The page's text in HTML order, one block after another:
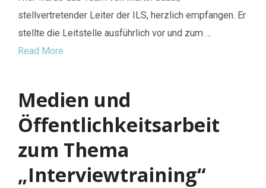
stellvertretender Leiter der ILS, herzlich empfangen. Er
stellte die Leitstelle ausführlich vor und zum …
Read More
Medien und
Öffentlichkeitsarbeit
zum Thema
„Interviewtraining“